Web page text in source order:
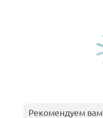
Рекомендуем вам